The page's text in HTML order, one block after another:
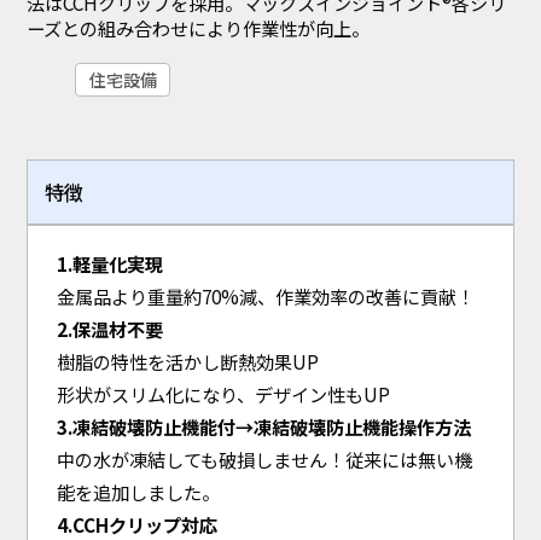
ーズとの組み合わせにより作業性が向上。
住宅設備
特徴
1.軽量化実現
金属品より重量約70%減、作業効率の改善に貢献！
2.保温材不要
樹脂の特性を活かし断熱効果UP
形状がスリム化になり、デザイン性もUP
3.凍結破壊防止機能付→凍結破壊防止機能操作方法
中の水が凍結しても破損しません！従来には無い機
能を追加しました。
4.CCHクリップ対応